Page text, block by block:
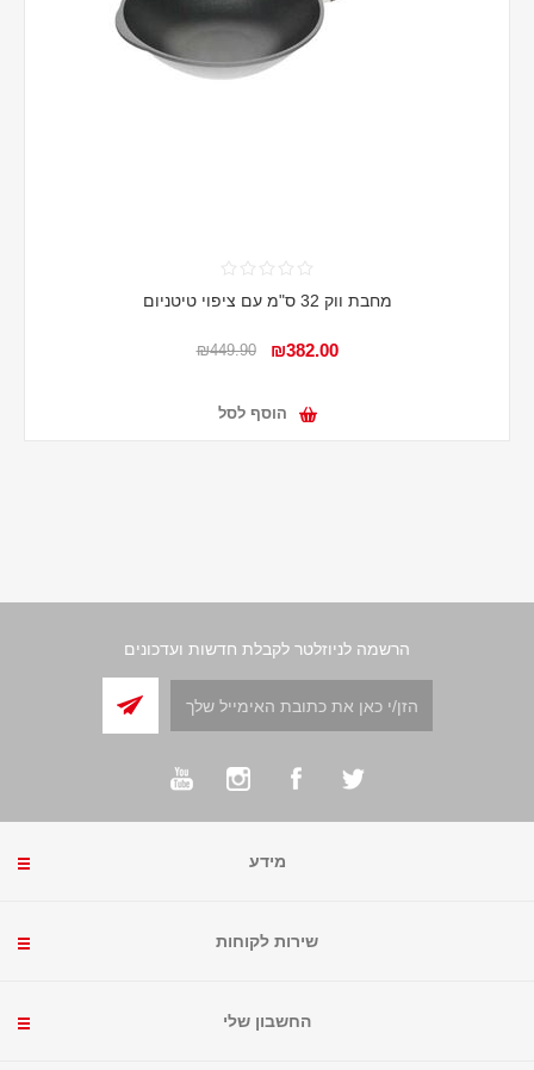
מחבת ווק 32 ס"מ עם ציפוי טיטניום
₪382.00
₪449.90
הוסף לסל
הרשמה לניוזלטר לקבלת חדשות ועדכונים
מידע
שירות לקוחות
החשבון שלי